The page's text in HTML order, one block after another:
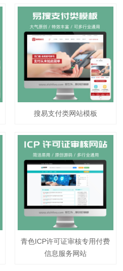
搜易支付类网站模板
青色ICP许可证审核专用付费
信息服务网站